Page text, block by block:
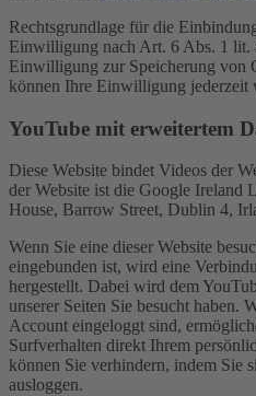
Rechtsgrundlage für die
Einwilligung nach Art. 6 Abs. 1
Einwilligung zur Speicherung von
können Ihre Einwilligung jederzeit
YouTube mit erweitertem
Diese Website bindet Videos der
der Website ist die Google Ireland
House, Barrow Street, Dublin 4,
Wenn Sie eine dieser Website
eingebunden ist, wird eine
hergestellt. Dabei wird dem
unserer Seiten Sie besucht haben.
Account eingeloggt sind,
Surfverhalten direkt Ihrem
können Sie verhindern, indem Sie
ausloggen.